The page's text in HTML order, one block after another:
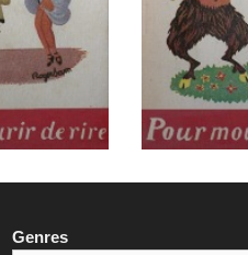
Genres